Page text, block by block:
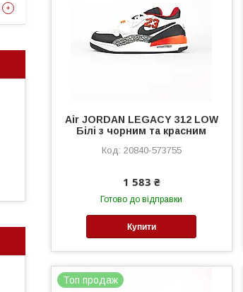
Air JORDAN LEGACY 312 LOW
Білі з чорним та красним
20840-573755
1 583 ₴
Готово до відправки
Купити
Топ продаж